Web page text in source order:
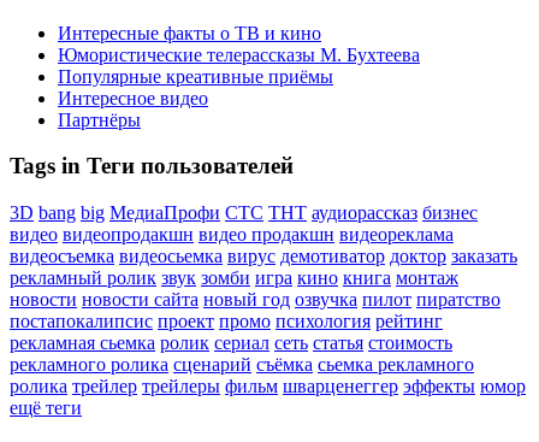
Интересные факты о ТВ и кино
Юмористические телерассказы М. Бухтеева
Популярные креативные приёмы
Интересное видео
Партнёры
Tags in Теги пользователей
3D bang big МедиаПрофи СТС ТНТ аудиорассказ бизнес
видео видеопродакшн видео продакшн видеореклама
видеосъемка видеосьемка вирус демотиватор доктор заказать
рекламный ролик звук зомби игра кино книга монтаж
новости новости сайта новый год озвучка пилот пиратство
постапокалипсис проект промо психология рейтинг
рекламная сьемка ролик сериал сеть статья стоимость
рекламного ролика сценарий съёмка сьемка рекламного
ролика трейлер трейлеры фильм шварценеггер эффекты юмор
ещё теги